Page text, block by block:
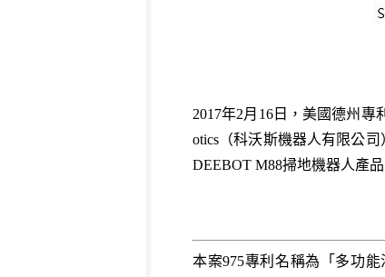
2017年2月16日，美國德州專
otics（科沃斯機器人有限公
DEEBOT M88掃地機器人產
本案975專利名稱為「多功能